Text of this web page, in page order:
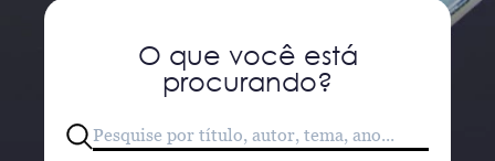
O que você está
procurando?